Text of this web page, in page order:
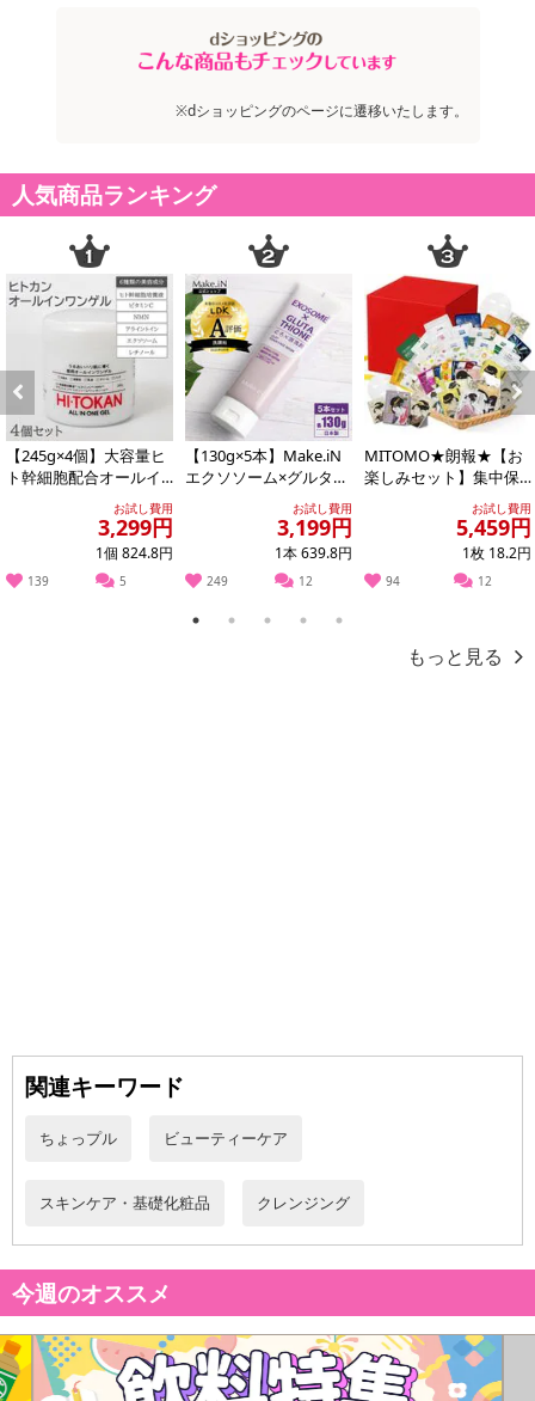
酵液、シゾサッカロミセス／イチジク果実発酵液、サッカロミセス／ハトムギ種子発酵液、サ
ッカロミセス／オオムギ種子発酵エキス、サッカロミセス／加水分解チョロギ塊茎発酵液、ガ
デカン酸アスコルビル、ビルベリー葉エキス、ヒドロキシステアリン酸、シリカ、乳酸桿菌／
マテチャ葉発酵液、ザイモモナス培養エキス、マルトデキストリン、グレープフルーツ果皮
油、ライム油、ウンデカン、トリデカン、ダイズステロール、シクロヘキサン－1，4－ジカル
ボン酸ビスエトキシジグリコール、エチルヘキサン酸セチル、ジメチルシリル化シリカ、トリ
イソステアリン酸ポリグリセリル－2、水、BG、水添レシチン、グリセリン、トコフェロー
ル、クエン酸、ポリヒドロキシステアリン酸、フェノキシエタノール、水酸化Na
肌に異常が生じていないかよく注意して使用してください。
傷やはれもの・しっしん等、異常のある部位にはお使いにならないでください。
化粧品が肌に合わないとき即ち次のような場合には、使用を中止してください。そのまま化粧
品類の使用を続けますと、症状を悪化させることがありますので、皮膚科専門医等にご相談さ
れることをおすすめします。
(1)使用中、赤み、はれ、かゆみ、刺激、色抜け(白斑等)や黒ずみ等の異常があらわれた場合。
(2)使用した肌に、直射日光があたって上記のような異常があらわれた場合。
目に入らないように注意してください。入った場合は、こすらずにすぐに洗い流してくださ
い。目に異物感が残る場合は、眼科医にご相談ください。
※dショッピングのページに遷移いたします。
人気商品ランキング
Previous
【245g×4個】大容量ヒ
ト幹細胞配合オールイ
お試し費用
3,299円
1個 824.8円
139 5
【130g×5本】Make.iN
エクソソーム×グルタチ
オン どろ×泡洗顔お試し費用
3,199円
1本 639.8円
249 12
MITOMO★朗報★【お
楽しみセット】集中保
湿マスクパック100枚増
お試し費用
5,459円
1枚 18.2円
94 12
Next
1 2 3 4 5
もっと見る
関連キーワード
ちょっプル ビューティーケア
スキンケア・基礎化粧品 クレンジング
今週のオススメ